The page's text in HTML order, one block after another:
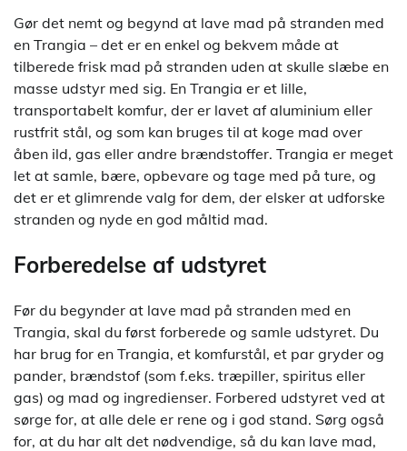
Gør det nemt og begynd at lave mad på stranden med
en Trangia – det er en enkel og bekvem måde at
tilberede frisk mad på stranden uden at skulle slæbe en
masse udstyr med sig. En Trangia er et lille,
transportabelt komfur, der er lavet af aluminium eller
rustfrit stål, og som kan bruges til at koge mad over
åben ild, gas eller andre brændstoffer. Trangia er meget
let at samle, bære, opbevare og tage med på ture, og
det er et glimrende valg for dem, der elsker at udforske
stranden og nyde en god måltid mad.
Forberedelse af udstyret
Før du begynder at lave mad på stranden med en
Trangia, skal du først forberede og samle udstyret. Du
har brug for en Trangia, et komfurstål, et par gryder og
pander, brændstof (som f.eks. træpiller, spiritus eller
gas) og mad og ingredienser. Forbered udstyret ved at
sørge for, at alle dele er rene og i god stand. Sørg også
for, at du har alt det nødvendige, så du kan lave mad,